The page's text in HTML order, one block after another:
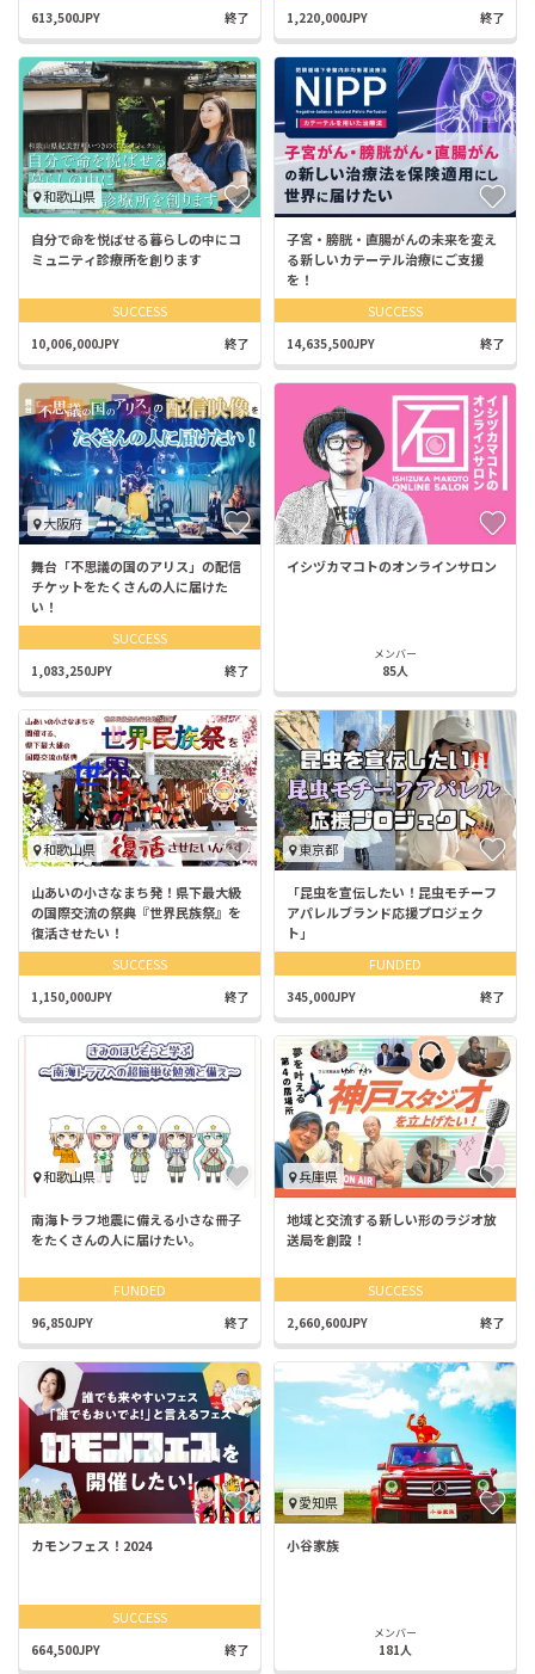
613,500JPY 終了 1,220,000JPY 終了
和歌山県
自分で命を悦ばせる暮らしの中にコ
ミュニティ診療所を創ります
SUCCESS
10,006,000JPY 終了
子宮・膀胱・直腸がんの未来を変え
る新しいカテーテル治療にご支援
を！
SUCCESS
14,635,500JPY 終了
大阪府
舞台「不思議の国のアリス」の配信
チケットをたくさんの人に届けた
い！
SUCCESS
1,083,250JPY 終了
イシヅカマコトのオンラインサロン
メンバー
85人
和歌山県
山あいの小さなまち発！県下最大級
の国際交流の祭典『世界民族祭』を
復活させたい！
SUCCESS
1,150,000JPY 終了
東京都
「昆虫を宣伝したい！昆虫モチーフ
アパレルブランド応援プロジェク
ト」
FUNDED
345,000JPY 終了
和歌山県
南海トラフ地震に備える小さな冊子
をたくさんの人に届けたい。
FUNDED
96,850JPY 終了
兵庫県
地域と交流する新しい形のラジオ放
送局を創設！
SUCCESS
2,660,600JPY 終了
カモンフェス！2024
SUCCESS
664,500JPY 終了
愛知県
小谷家族
メンバー
181人